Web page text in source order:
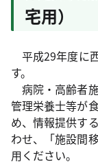
宅用）
平成29年度に
す。
病院・高齢者
管理栄養士等が
め、情報提供す
わせ、「施設間
用ください。